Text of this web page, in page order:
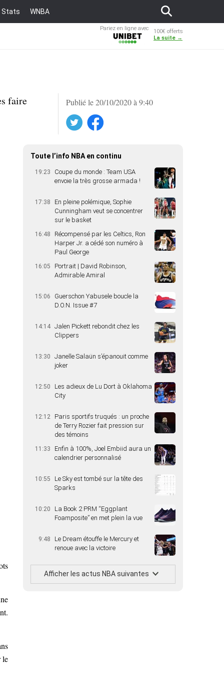
Stats WNBA
Pariez en ligne avec
100€ offerts
La suite →
Publié le 20/10/2020 à 9:40
Facebook
faire
le
Toute l’info NBA en continu
19:23
Coupe du monde : Team USA
envoie la très grosse armada !
17:38
En pleine polémique, Sophie
Cunningham veut se concentrer
sur le basket
16:48
Récompensé par les Celtics, Ron
Harper Jr. a cédé son numéro à
Paul George
16:05
Portrait | David Robinson,
Admirable Amiral
15:06
Guerschon Yabusele boucle la
D.O.N. Issue #7
14:14 Jalen Pickett rebondit chez les
Clippers
13:30
Janelle Salaün s’épanouit comme
joker
12:50
Les adieux de Lu Dort à Oklahoma
City
12:12
Paris sportifs truqués : un proche
de Terry Rozier fait pression sur
des témoins
11:33
Enfin à 100%, Joel Embiid aura un
calendrier personnalisé
10:55
Le Sky est tombé sur la tête des
Sparks
10:20
La Book 2 PRM “Eggplant
Foamposite” en met plein la vue
9:48
Le Dream étouffe le Mercury et
renoue avec la victoire
Afficher les actus NBA suivantes